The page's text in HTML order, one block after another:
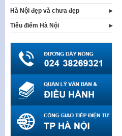
Hà Nội đẹp và chưa đẹp
Tiêu điểm Hà Nội